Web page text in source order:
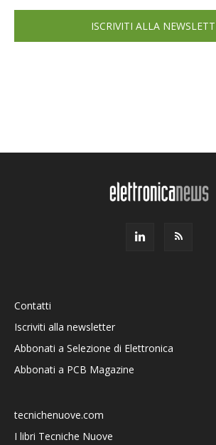
ISCRIVITI ALLA
Contatti
Iscriviti alla newsletter
Abbonati a Selezione di Elettronica
Abbonati a PCB Magazine
tecnichenuove.com
I libri Tecniche Nuove